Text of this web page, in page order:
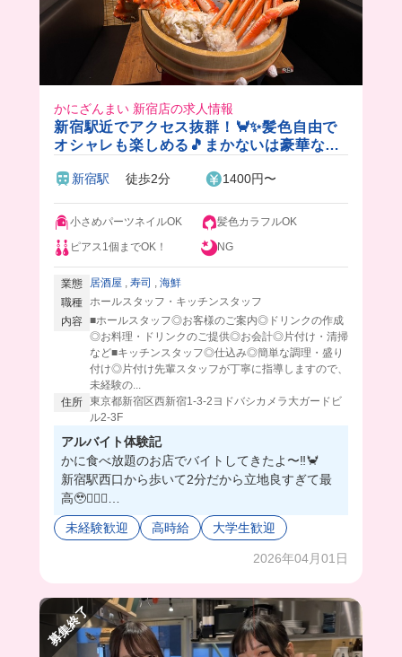
かにざんまい 新宿店の求人情報
新宿駅近でアクセス抜群！🦀✨髪色自由で
オシャレも楽しめる🎵まかないは豪華な海
新宿駅 徒歩2分 1400円〜
小さめパーツネイルOK
髪色カラフルOK
ピアス1個までOK！
NG
業態 居酒屋 , 寿司 , 海鮮
職種 ホールスタッフ・キッチンスタッフ
内容 ■ホールスタッフ◎お客様のご案内◎ドリンクの作成
◎お料理・ドリンクのご提供◎お会計◎片付け・清掃
など■キッチンスタッフ◎仕込み◎簡単な調理・盛り
付け◎片付け先輩スタッフが丁寧に指導しますので、
未経験の...
住所 東京都新宿区西新宿1-3-2ヨドバシカメラ大ガードビ
ル2‐3F
アルバイト体験記
かに食べ放題のお店でバイトしてきたよ〜‼️🦀
新宿駅西口から歩いて2分だから立地良すぎて最
高🥹🤦🏻‍♀️
しかも、時給1,400円なうえに、まかないは豪華
な海鮮丼が食べれちゃう😭💓
一緒に働く人たちはとにかく優しい人ばかりだか
未経験歓迎 高時給 大学生歓迎
2026年04月01日
募集終了